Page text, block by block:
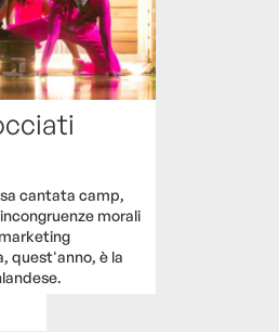
cantata camp,
morali
quest'anno, è la